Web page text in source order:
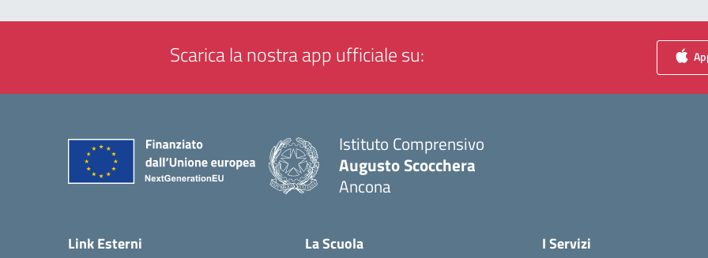
Scarica la nostra app ufficiale su:
Istituto Comprensivo
Augusto Scocchera
Ancona
Link Esterni La Scuola I Servizi